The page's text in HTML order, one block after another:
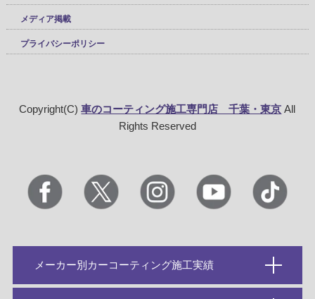
メディア掲載
プライバシーポリシー
Copyright(C)車のコーティング施工専門店 千葉・東京 All
Rights Reserved
メーカー別カーコーティング施工実績